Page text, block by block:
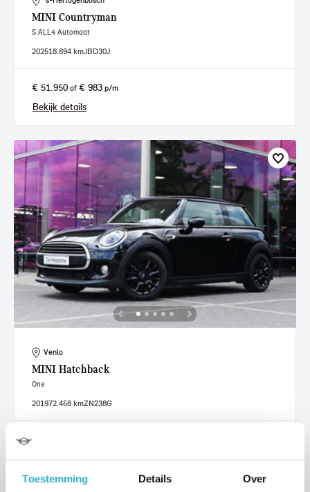
Toestemming Details Over
MINI Countryman
S ALL4 Automaat
202518.894 kmJBD30J
€ 51.950 of € 983 p/m
Bekijk details
Venlo
MINI Hatchback
One
201972.458 kmZN238G
Bekijk details